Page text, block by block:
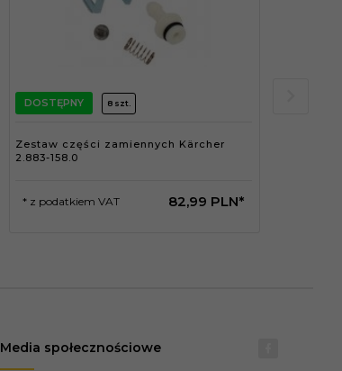
DOSTĘPNY 8 szt.
Zestaw części zamiennych Kärcher
2.883-158.0
82,99 PLN*
* z podatkiem VAT
Media społecznościowe